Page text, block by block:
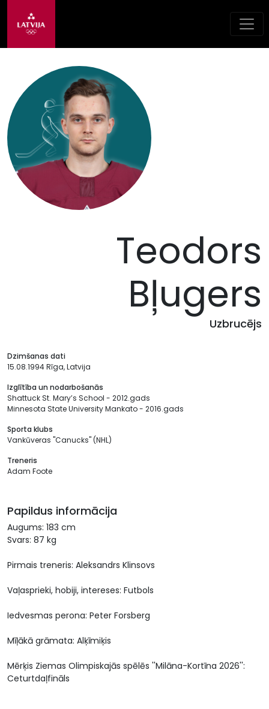
Teodors
Bļugers
Uzbrucējs
Dzimšanas dati
15.08.1994 Rīga, Latvija
Izglītība un nodarbošanās
Shattuck St. Mary’s School - 2012.gads
Minnesota State University Mankato - 2016.gads
Sporta klubs
Vankūveras "Canucks" (NHL)
Treneris
Adam Foote
Papildus informācija
Augums: 183 cm
Svars: 87 kg
Pirmais treneris: Aleksandrs Klinsovs
Vaļasprieki, hobiji, intereses: Futbols
Iedvesmas perona: Peter Forsberg
Mīļākā grāmata: Alķīmiķis
Mērķis Ziemas Olimpiskajās spēlēs ''Milāna-Kortīna 2026'':
Ceturtdaļfināls